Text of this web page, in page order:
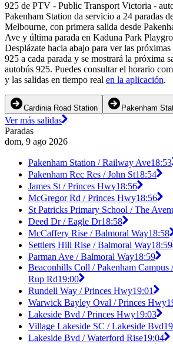
925 de PTV - Public Transport Victoria -
Pakenham Station da servicio a 24 paradas
Melbourne, con primera salida desde
Ave y última parada en Kaduna Park
Desplázate hacia abajo para ver las
925 a cada parada y se mostrará la próxima
autobús 925. Puedes consultar el horario
y las salidas en tiempo real en la aplicación.
Cardinia Road Station Pakenham
Ver más salidas
Paradas
dom, 9 ago 2026
Pakenham Station / Railway Ave18:53
Pakenham Rec Res / John St18:54
James St / Princes Hwy18:56
McGregor Rd / Princes Hwy18:56
St Patricks Primary School / The
Deed Dr / Eagle Dr18:58
McCaffery Rise / Balmoral Way18:58
Settlers Hill Rise / Balmoral Way18:59
Parman Ave / Balmoral Way18:59
Beaconhills Coll / Pakenham
Rup Rd19:00
Rundell Way / Princes Hwy19:01
Warwick Bayley Oval / Princes Hwy
Lakeside Bvd / Princes Hwy19:03
Village Lakeside SC / Lakeside Bvd
Lakeside Bvd / Waterford Rise19:04